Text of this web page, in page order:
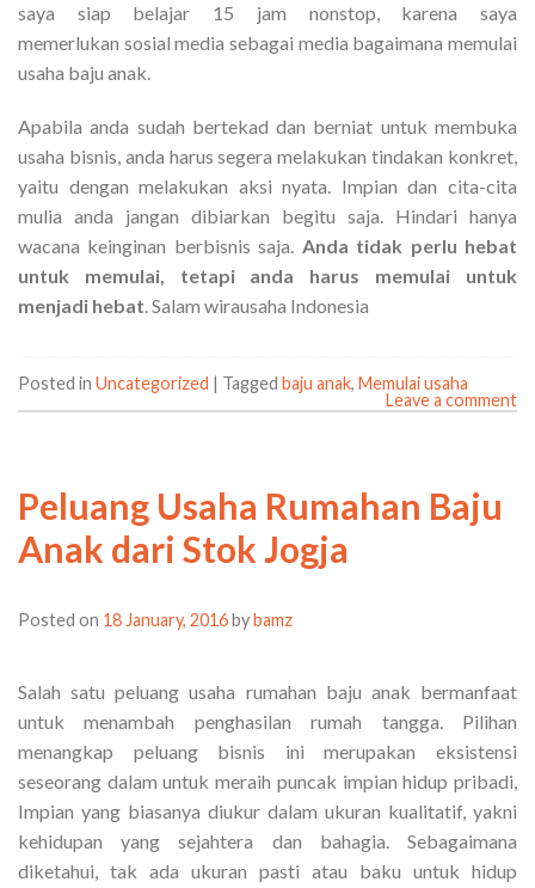
saya siap belajar 15 jam nonstop, karena saya
memerlukan sosial media sebagai media bagaimana memulai
usaha baju anak.
Apabila anda sudah bertekad dan berniat untuk membuka
usaha bisnis, anda harus segera melakukan tindakan konkret,
yaitu dengan melakukan aksi nyata. Impian dan cita-cita
mulia anda jangan dibiarkan begitu saja. Hindari hanya
wacana keinginan berbisnis saja. Anda tidak perlu hebat
untuk memulai, tetapi anda harus memulai untuk
menjadi hebat. Salam wirausaha Indonesia
Posted in Uncategorized | Tagged baju anak, Memulai usaha
Leave a comment
Peluang Usaha Rumahan Baju
Anak dari Stok Jogja
Posted on 18 January, 2016bybamz
Salah satu peluang usaha rumahan baju anak bermanfaat
untuk menambah penghasilan rumah tangga. Pilihan
menangkap peluang bisnis ini merupakan eksistensi
seseorang dalam untuk meraih puncak impian hidup pribadi,
Impian yang biasanya diukur dalam ukuran kualitatif, yakni
kehidupan yang sejahtera dan bahagia. Sebagaimana
diketahui, tak ada ukuran pasti atau baku untuk hidup